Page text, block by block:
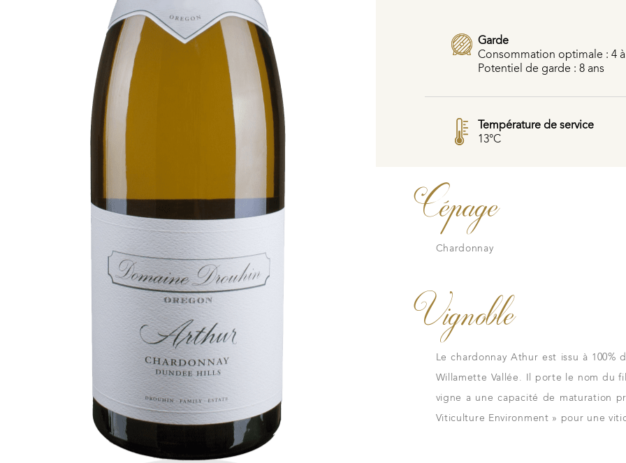
Au coeur du Domaine
À la poursuite de l'Excellence
Conversations en Famille
Pionniers en Oregon
Des Climats qui font rêver
Nos vignes, une attention de tous les instants
Hospices de Beaune, une autre tradition familiale
Histoire de la Bourgogne à travers nos lieux de
mémoire
Notre boutique
Garde
Consommation optimale : 4 à
Potentiel de garde : 8 ans
Température de service
13°C
Cépage
Chardonnay
Vignoble
Le chardonnay Athur est issu à 100%
Willamette Vallée. Il porte le nom du
vigne a une capacité de maturation
Viticulture Environment » pour une